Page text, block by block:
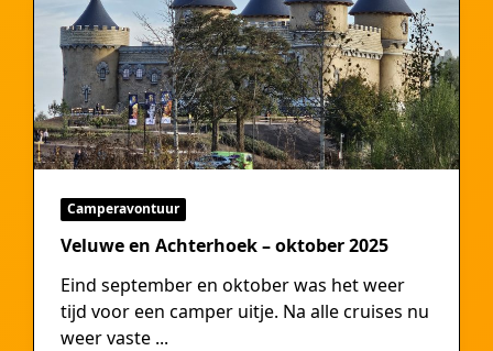
Camperavontuur
Veluwe en Achterhoek – oktober 2025
Eind september en oktober was het weer
tijd voor een camper uitje. Na alle cruises nu
weer vaste ...